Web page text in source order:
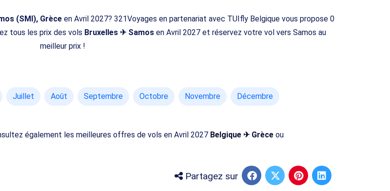
(SMI), Grèceen Avril 2027? 321Voyages en partenariat avec TUIfly Belgique vous propose 0
tous les prix des vols Bruxelles ✈ Samos en Avril 2027 et réservez votre vol vers Samos au
meilleur prix !
Juillet Août Septembre Octobre Novembre Décembre
également les meilleures offres de vols en Avril 2027 Belgique ✈ Grèce ou
Partagez sur